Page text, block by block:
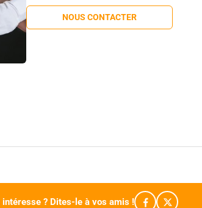
NOUS CONTACTER
? Dites-le à vos amis !